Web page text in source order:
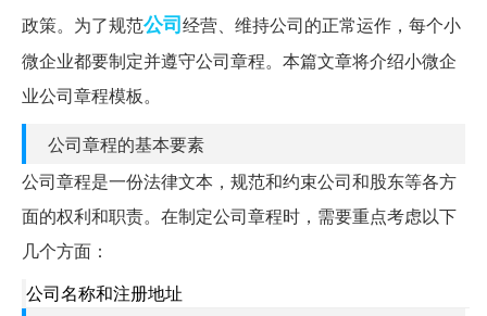
政策。为了规范公司经营、维持公司的正常运作，每个小
微企业都要制定并遵守公司章程。本篇文章将介绍小微企
业公司章程模板。
公司章程的基本要素
公司章程是一份法律文本，规范和约束公司和股东等各方
面的权利和职责。在制定公司章程时，需要重点考虑以下
几个方面：
公司名称和注册地址